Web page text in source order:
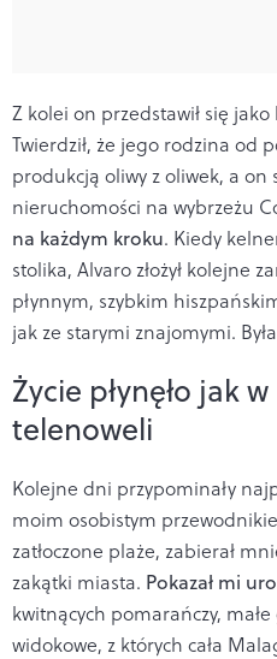
Z kolei on przedstawił się
Twierdził, że jego rodzina od
produkcją oliwy z oliwek, a on
nieruchomości na wybrzeżu
na każdym kroku. Kiedy
stolika, Alvaro złożył kolejne
płynnym, szybkim
jak ze starymi znajomymi.
Życie płynęło jak
telenoweli
Kolejne dni przypominały
moim osobistym
zatłoczone plaże, zabierał
zakątki miasta. Pokazał mi
kwitnących pomarańczy,
widokowe, z których cała